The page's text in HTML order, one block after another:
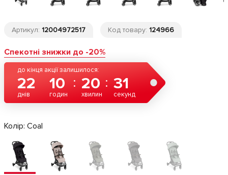
Артикул: 12004972517 Код товару: 124966
Спекотні знижки до -20%
до кінця акції залишилося:
22
днів
10
годин
20
хвилин
30
секунд
Колір: Coal